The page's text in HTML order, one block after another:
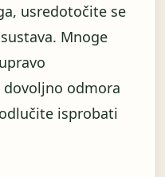
usredotočite se
Mnoge
dovoljno odmora
isprobati